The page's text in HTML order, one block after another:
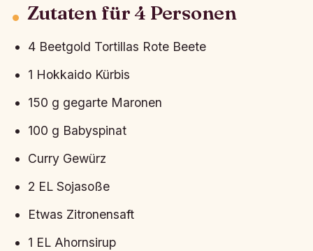
Zutaten für 4 Personen
4 Beetgold Tortillas Rote Beete
1 Hokkaido Kürbis
150 g gegarte Maronen
100 g Babyspinat
Curry Gewürz
2 EL Sojasoße
Etwas Zitronensaft
1 EL Ahornsirup